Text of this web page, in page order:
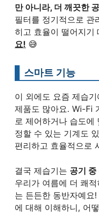
만 아니라, 더 깨끗한
필터를 정기적으로 관
히고 효율이 떨어지기
요! 😅
스마트 기능
이 외에도 요즘 제습기
제품도 많아요. Wi-Fi
로 제어하거나 습도에
정할 수 있는 기계도
편리하고 효율적으로
결국 제습기는 공기 중
우리가 여름에 더 쾌
는 든든한 동반자예요
에 대해 이해하니, 어